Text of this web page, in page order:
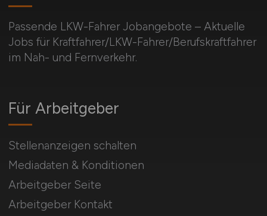
Passende LKW-Fahrer Jobangebote – Aktuelle
Jobs für Kraftfahrer/LKW-Fahrer/Berufskraftfahrer
im Nah- und Fernverkehr.
Für Arbeitgeber
Stellenanzeigen schalten
Mediadaten & Konditionen
Arbeitgeber Seite
Arbeitgeber Kontakt